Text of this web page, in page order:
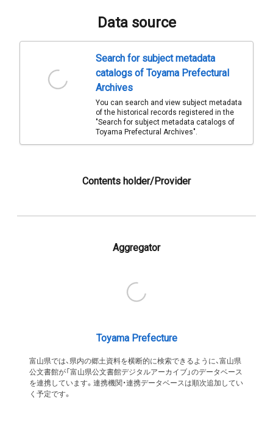
Data source
Search for subject metadata
catalogs of Toyama Prefectural
Archives
You can search and view subject metadata
of the historical records registered in the
"Search for subject metadata catalogs of
Toyama Prefectural Archives".
Contents holder/Provider
Aggregator
Toyama Prefecture
富山県では、県内の郷土資料を横断的に検索できるように、富山県
公文書館が「富山県公文書館デジタルアーカイブ」のデータベース
を連携しています。連携機関・連携データベースは順次追加してい
く予定です。